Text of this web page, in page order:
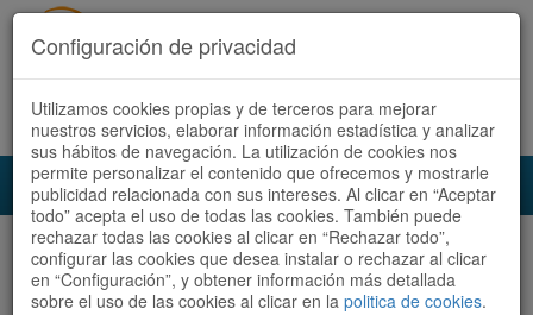
Acceder Registrate ahora Español | Català
Audioruta Todas las rutas
Ordenar por:Más recientes
Configuración de privacidad
Utilizamos cookies propias y de terceros para mejorar
nuestros servicios, elaborar información estadística y analizar
sus hábitos de navegación. La utilización de cookies nos
permite personalizar el contenido que ofrecemos y mostrarle
publicidad relacionada con sus intereses. Al clicar en “Aceptar
todo” acepta el uso de todas las cookies. También puede
rechazar todas las cookies al clicar en “Rechazar todo”,
configurar las cookies que desea instalar o rechazar al clicar
en “Configuración”, y obtener información más detallada
sobre el uso de las cookies al clicar en la politica de cookies.